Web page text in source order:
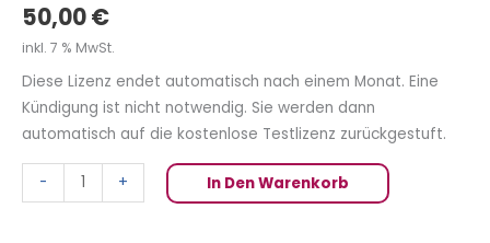
50,00€
inkl. 7 % MwSt.
Diese Lizenz endet automatisch nach einem Monat. Eine
Kündigung ist nicht notwendig. Sie werden dann
automatisch auf die kostenlose Testlizenz zurückgestuft.
- + In Den Warenkorb